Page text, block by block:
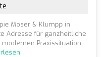
Moser & Klumpp in
Adresse für ganzheitliche
Praxissituation